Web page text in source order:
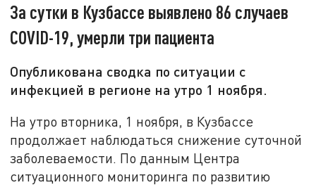
За сутки в Кузбассе выявлено 86 случаев
COVID-19, умерли три пациента
Опубликована сводка по ситуации с
инфекцией в регионе на утро 1 ноября.
На утро вторника, 1 ноября, в Кузбассе
продолжает наблюдаться снижение суточной
заболеваемости. По данным Центра
ситуационного мониторинга по развитию